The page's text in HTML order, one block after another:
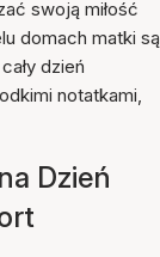
swoją miłość
domach matki są
dzień
notatkami,
Dzień